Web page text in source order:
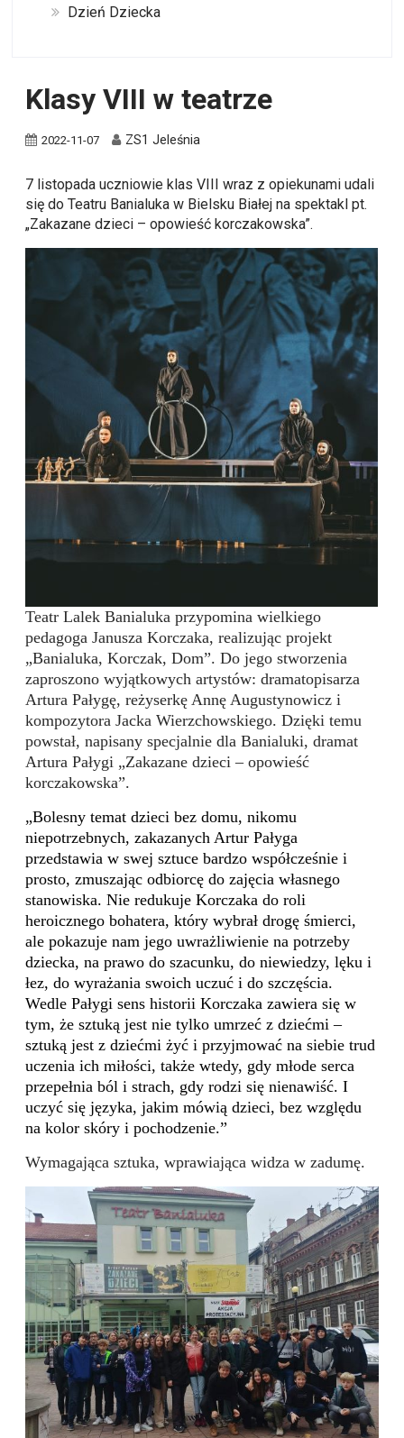
Dzień Dziecka
Klasy VIII w teatrze
2022-11-07 ZS1 Jeleśnia
7 listopada uczniowie klas VIII wraz z opiekunami udali
się do Teatru Banialuka w Bielsku Białej na spektakl pt.
„Zakazane dzieci – opowieść korczakowska”.
Teatr Lalek Banialuka przypomina wielkiego
pedagoga Janusza Korczaka, realizując projekt
„Banialuka, Korczak, Dom”. Do jego stworzenia
zaproszono wyjątkowych artystów: dramatopisarza
Artura Pałygę, reżyserkę Annę Augustynowicz i
kompozytora Jacka Wierzchowskiego. Dzięki temu
powstał, napisany specjalnie dla Banialuki, dramat
Artura Pałygi „Zakazane dzieci – opowieść
korczakowska”.
„Bolesny temat dzieci bez domu, nikomu
niepotrzebnych, zakazanych Artur Pałyga
przedstawia w swej sztuce bardzo współcześnie i
prosto, zmuszając odbiorcę do zajęcia własnego
stanowiska. Nie redukuje Korczaka do roli
heroicznego bohatera, który wybrał drogę śmierci,
ale pokazuje nam jego uwrażliwienie na potrzeby
dziecka, na prawo do szacunku, do niewiedzy, lęku i
łez, do wyrażania swoich uczuć i do szczęścia.
Wedle Pałygi sens historii Korczaka zawiera się w
tym, że sztuką jest nie tylko umrzeć z dziećmi –
sztuką jest z dziećmi żyć i przyjmować na siebie trud
uczenia ich miłości, także wtedy, gdy młode serca
przepełnia ból i strach, gdy rodzi się nienawiść. I
uczyć się języka, jakim mówią dzieci, bez względu
na kolor skóry i pochodzenie.”
Wymagająca sztuka, wprawiająca widza w zadumę.